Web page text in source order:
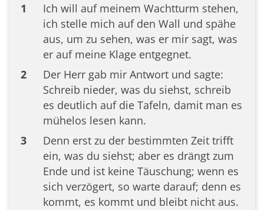
1
Ich will auf meinem Wachtturm stehen,
ich stelle mich auf den Wall und spähe
aus, um zu sehen, was er mir sagt, was
er auf meine Klage entgegnet.
2
Der Herr gab mir Antwort und sagte:
Schreib nieder, was du siehst, schreib
es deutlich auf die Tafeln, damit man es
mühelos lesen kann.
3
Denn erst zu der bestimmten Zeit trifft
ein, was du siehst; aber es drängt zum
Ende und ist keine Täuschung; wenn es
sich verzögert, so warte darauf; denn es
kommt, es kommt und bleibt nicht aus.